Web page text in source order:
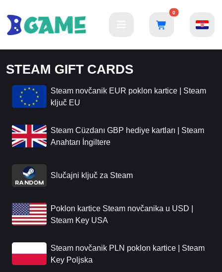
0
STEAM GIFT CARDS
Steam novčanik EUR poklon kartice | Steam
ključ EU
Steam Cüzdanı GBP hediye kartları | Steam
Anahtarı İngiltere
Slučajni ključ za Steam
Poklon kartice Steam novčanika u USD |
Steam Key USA
Steam novčanik PLN poklon kartice | Steam
Key Poljska